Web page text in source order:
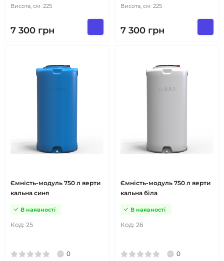
Висота, см: 225
7 300 грн
Висота, см: 225
7 300 грн
Ємність-модуль 750 л верти
кальна синя
Код: 25
В наявності
0
Ємність-модуль 750 л верти
кальна біла
Код: 26
В наявності
0